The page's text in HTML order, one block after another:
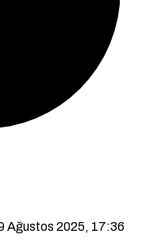
Ağustos 2025, 17:36